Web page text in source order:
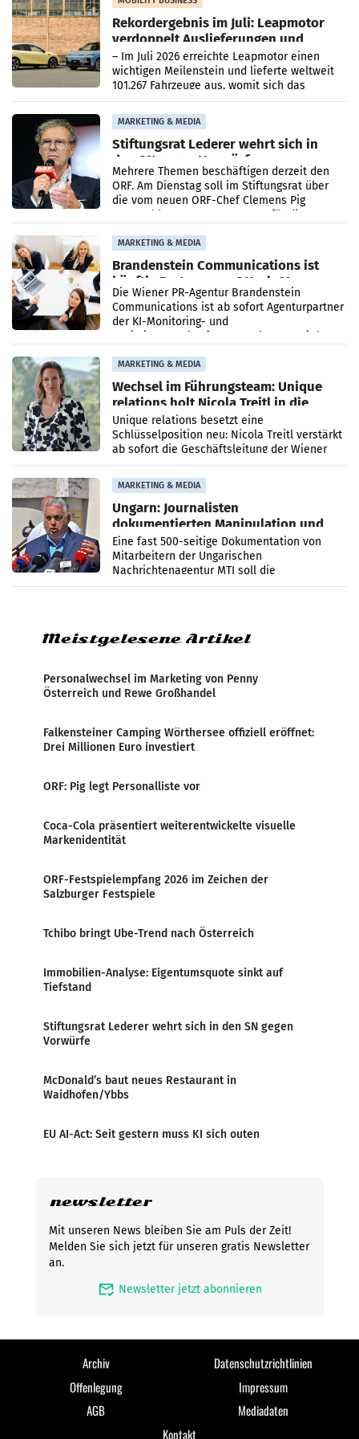
Rekordergebnis im Juli: Leapmotor
verdoppelt Auslieferungen und
überschreitet die 100.000er-Marke
– Im Juli 2026 erreichte Leapmotor einen
wichtigen Meilenstein und lieferte weltweit
101.267 Fahrzeuge aus, womit sich das
Ergebnis gegenüber Juli 2025 mehr als
verdoppelte (+102
MARKETING & MEDIA
Stiftungsrat Lederer wehrt sich in
den SN gegen Vorwürfe
Mehrere Themen beschäftigen derzeit den
ORF. Am Dienstag soll im Stiftungsrat über
die vom neuen ORF-Chef Clemens Pig
vorgeschlagenen Besetzungen für die
MARKETING & MEDIA
Brandenstein Communications ist
künftig Partner von OtterlyAI
Die Wiener PR-Agentur Brandenstein
Communications ist ab sofort Agenturpartner
der KI-Monitoring- und
Optimierungsplattform OtterlyAI. Damit baut
MARKETING & MEDIA
Wechsel im Führungsteam: Unique
relations holt Nicola Treitl in die
Geschäftsleitung
Unique relations besetzt eine
Schlüsselposition neu: Nicola Treitl verstärkt
ab sofort die Geschäftsleitung der Wiener
PR-Agentur an der Seite von Josef Kalina und
Anna Kalina-Mahr.
MARKETING & MEDIA
Ungarn: Journalisten
dokumentierten Manipulation und
Zensur
Eine fast 500-seitige Dokumentation von
Mitarbeitern der Ungarischen
Nachrichtenagentur MTI soll die
systematische Nachrichten-Manipulation und
Meistgelesene Artikel
Personalwechsel im Marketing von Penny
Österreich und Rewe Großhandel
Falkensteiner Camping Wörthersee offiziell eröffnet:
Drei Millionen Euro investiert
ORF: Pig legt Personalliste vor
Coca-Cola präsentiert weiterentwickelte visuelle
Markenidentität
ORF-Festspielempfang 2026 im Zeichen der
Salzburger Festspiele
Tchibo bringt Ube-Trend nach Österreich
Immobilien-Analyse: Eigentumsquote sinkt auf
Tiefstand
Stiftungsrat Lederer wehrt sich in den SN gegen
Vorwürfe
McDonald’s baut neues Restaurant in
Waidhofen/Ybbs
EU AI-Act: Seit gestern muss KI sich outen
newsletter
Mit unseren News bleiben Sie am Puls der Zeit!
Melden Sie sich jetzt für unseren gratis Newsletter
an.
mark_email_read Newsletter jetzt abonnieren
Archiv
Datenschutzrichtlinien
Offenlegung
Impressum
AGB
Mediadaten
Kontakt